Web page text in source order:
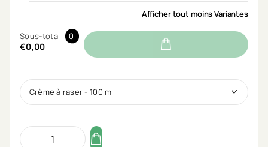
Affichertout moinsVariantes
Sous-total 0
€0,00